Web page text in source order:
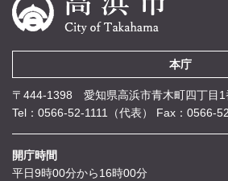
本庁
〒444-1398 愛知県高浜市青木町四丁目1
Tel：0566-52-1111（代表）
Fax：0566-
開庁時間
平日9時00分から16時00分